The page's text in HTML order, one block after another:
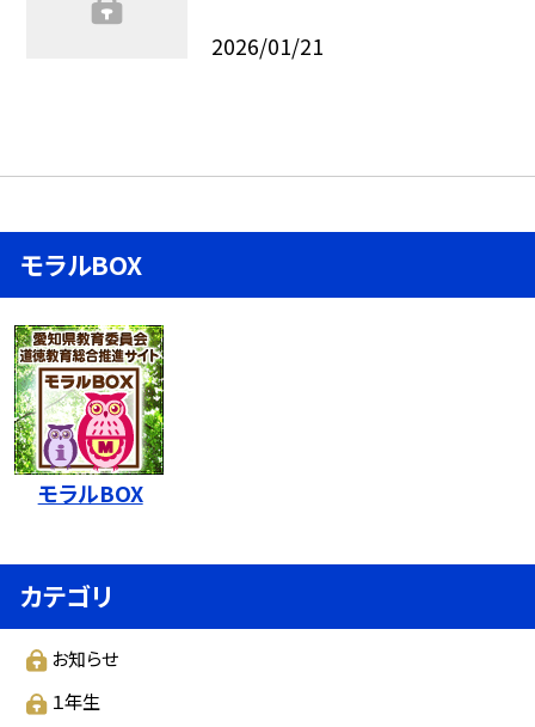
2026/01/21
モラルBOX
モラルBOX
カテゴリ
お知らせ
１年生